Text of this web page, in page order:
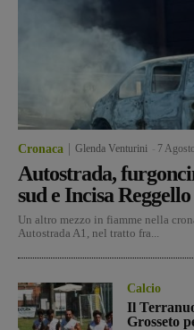
Cronaca Glenda Venturini 7
Autostrada,
sud e Incisa Reggello
Un altro mezzo in fiamme nella
Autostrada A1, nel tratto fra...
Calcio
Il
Grosseto